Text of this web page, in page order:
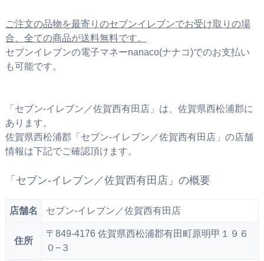
ご注文の品物を最寄りのセブンイレブンでお受け取りの場
合、全ての商品が送料無料です。
セブンイレブンの電子マネーnanaco(ナナコ)でのお支払い
も可能です。
「セブン‐イレブン／佐賀西有田店」は、佐賀県西松浦郡に
あります。
佐賀県西松浦郡「セブン‐イレブン／佐賀西有田店」の店舗
情報は下記でご確認頂けます。
「セブン‐イレブン／佐賀西有田店」の概要
店舗名 セブン‐イレブン／佐賀西有田店
住所
〒849-4176 佐賀県西松浦郡有田町原明甲１９６
０−３